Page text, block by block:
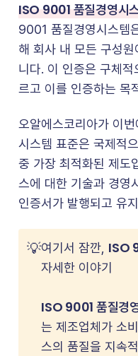
ISO 9001 품질경영시
9001 품질경영시스템
해 회사 내 모든 구성
니다. 이 인증은 구체
르고 이를 인증하는 목
오알에스코리아가 이
시스템 표준은 국제적
중 가장 최적화된 제도
스에 대한 기술과 경영
인증서가 발행되고 유
💡여기서 잠깐, ISO
자세한 이야기
ISO 9001 품질경
는 제조업체가 소
스의 품질을 지속